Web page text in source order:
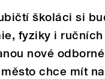
školáci si
fyziky i
nové
chce mít